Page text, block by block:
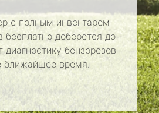
с полным инвентарем
бесплатно доберется до
диагностику бензорезов
ближайшее время.